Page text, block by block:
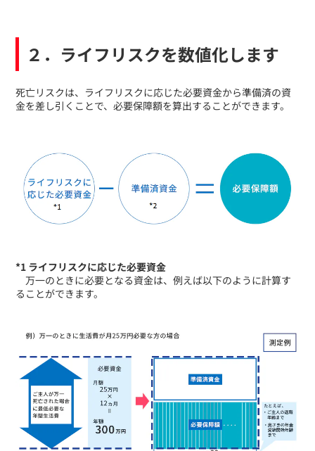
２．ライフリスクを数値化します
​死亡リスクは、ライフリスクに応じた必要資金から準備済の資
金を差し引くことで、必要保障額を算出することができます。
*1 ライフリスクに応じた必要資金
万一のときに必要となる資金は、例えば以下のように計算す
ることができます。